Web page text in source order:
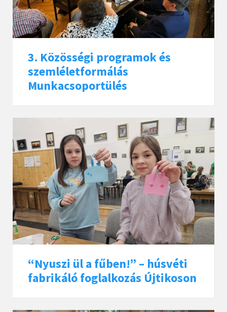
3. Közösségi programok és
szemléletformálás
Munkacsoportülés
“Nyuszi ül a fűben!” – húsvéti
fabrikáló foglalkozás Újtikoson